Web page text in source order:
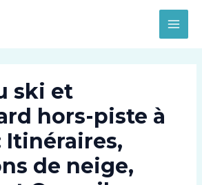
ski et
hors-piste à
Itinéraires,
de neige,